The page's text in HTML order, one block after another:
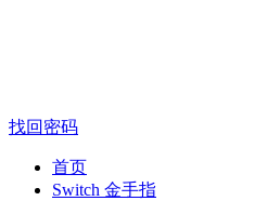
找回密码
首页
Switch 金手指